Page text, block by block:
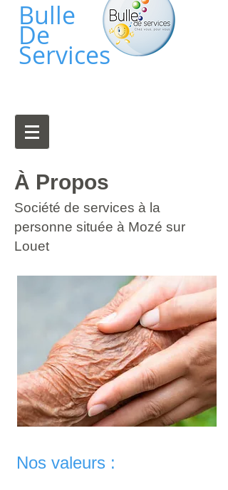
​Bulle
De
Services
À Propos
Société de services à la
personne située à Mozé sur
Louet
Nos valeurs :